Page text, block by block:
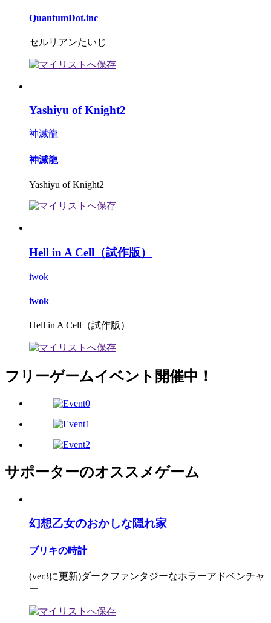
QuantumDot.inc
セルリアンたいじ
Yashiyu of Knight2
神滅龍
神滅龍
Yashiyu of Knight2
Hell in A Cell（試作版）
iwok
iwok
Hell in A Cell（試作版）
フリーゲームイベント開催中！
サポーターのオススメゲーム
幻想乙女のおかしな隠れ家
ブリキの時計
(ver3に更新)ダークファンタジーなホラーアドベンチャ
ー